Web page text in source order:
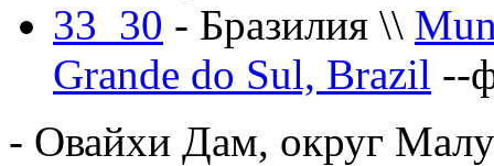
33_30 - Бразилия \\
Grande do Sul, Brazil --
- Овайхи Дам, округ